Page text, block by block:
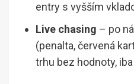
entry s vyšším
Live chasing – po
(penalta, červená
trhu bez hodnoty,